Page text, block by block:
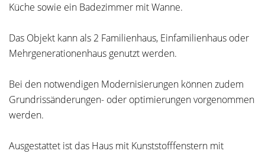
Küche sowie ein Badezimmer mit Wanne.
Das Objekt kann als 2 Familienhaus, Einfamilienhaus oder
Mehrgenerationenhaus genutzt werden.
Bei den notwendigen Modernisierungen können zudem
Grundrissänderungen- oder optimierungen vorgenommen
werden.
Ausgestattet ist das Haus mit Kunststofffenstern mit